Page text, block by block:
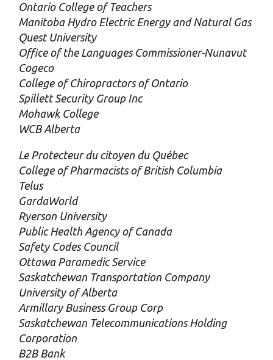
Ontario College of Teachers
Manitoba Hydro Electric Energy and Natural Gas
Quest University
Office of the Languages Commissioner-Nunavut
Cogeco
College of Chiropractors of Ontario
Spillett Security Group Inc
Mohawk College
WCB Alberta
Le Protecteur du citoyen du Québec
College of Pharmacists of British Columbia
Telus
GardaWorld
Ryerson University
Public Health Agency of Canada
Safety Codes Council
Ottawa Paramedic Service
Saskatchewan Transportation Company
University of Alberta
Armillary Business Group Corp
Saskatchewan Telecommunications Holding
Corporation
B2B Bank